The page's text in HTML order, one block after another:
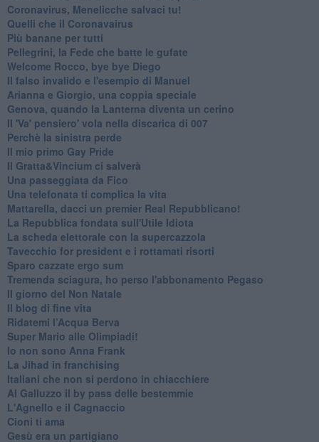
Coronavirus, Menelicche salvaci tu!
Quelli che il Coronavairus
Più banane per tutti
Pellegrini, la Fede che batte le gufate
Welcome Rocco, bye bye Diego
Il falso invalido e l'esempio di Manuel
Arianna e Giorgio, una coppia speciale
Genova, quando la Lanterna diventa un cerino
Il 'Va' pensiero' vola nella discarica di 007
Perchè la sinistra perde
Il mio primo Gay Pride
Il Gratta&Vincium ci salverà
Una passeggiata da Fico
Una telefonata ti complica la vita
Mattarella, dacci un premier Real Repubblicano!
La Repubblica fondata sull'Utile Idiota
La scheda elettorale con la supercazzola
Tavecchio for president e i rottamati risorti
Sparo cazzate ergo sum
Tremenda sciagura, ho perso l'abbonamento Pegaso
Il giorno del Non Natale
Il blog di fine vita
​Ridatemi l’Acqua Berva
Super Mario alle Olimpiadi!
Io non sono Anna Frank
​La Jihad in franchising
Italiani che non si perdono in chiacchiere
Al Galluzzo il by pass delle bestemmie
L'Agnello e il Cagnaccio
Cioni ti ama
​Gesù era un partigiano